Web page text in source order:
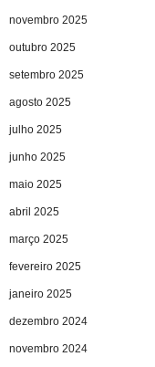
novembro 2025
outubro 2025
setembro 2025
agosto 2025
julho 2025
junho 2025
maio 2025
abril 2025
março 2025
fevereiro 2025
janeiro 2025
dezembro 2024
novembro 2024